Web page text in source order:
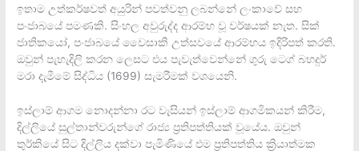
ඉතාම උත්කර්ෂවත් අයුරින් පවත්වනු ලබන්නේ ලංකාවේ සහ
පංජාබයේ පමණකි. සිංහල අවුරුද්ද ආරම්භ වූ වර්ෂයක් නැත. සික්
ජාතිකයෝ, පංජාබයේ වෛසාකි උත්සවයේ ආරම්භය ඉදිරිපත් කරති.
ඔවුන් පැහැදිලි කරන ලෙසට එය පැවැත්වෙන්නේ ගුරු ටෙග් බහදුර්
මරා දැමීමේ සිද්ධිය (1699) සැමරීමක් වශයෙනි.
ඉස්ලාම් ආගම නොදන්නා රට වැසියන් ඉස්ලාම් ආගමිකයන් කිරීම,
දිල්ලියේ සුල්තාන්වරුන්ගේ රාජ්‍ය ප්‍රතිපත්තියක් වූයේය. ඔවුන්
තුර්කියේ සිට දිල්ලිය දක්වා පැමිණියේ එම ප්‍රතිපත්තිය ක්‍රියාත්මක